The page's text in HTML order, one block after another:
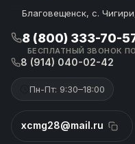
Благовещенск, с.
8 (800) 333-70-
БЕСПЛАТНЫЙ ЗВОНОК
8 (914) 040-02-42
Пн-Пт: 9:30–18:00
xcmg28@mail.ru